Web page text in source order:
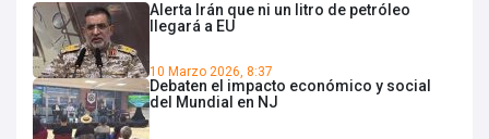
Alerta Irán que ni un litro de petróleo
llegará a EU
10 Marzo 2026, 8:37
Debaten el impacto económico y social
del Mundial en NJ